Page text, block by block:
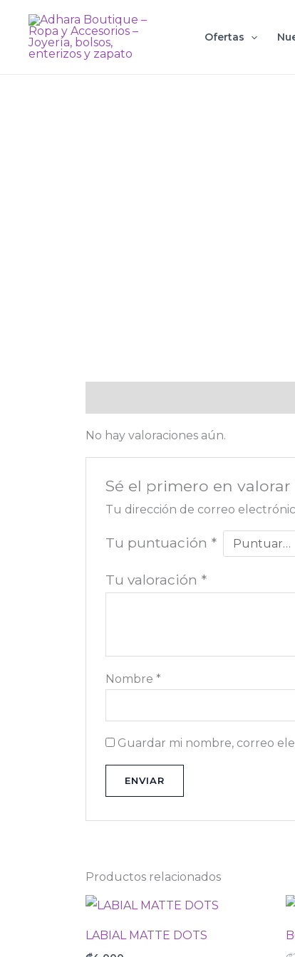
contenido
Ofertas
No hay valoraciones aún.
Sé el primero en valorar
Tu dirección de correo
Tu puntuación *
Tu valoración *
Nombre *
Guardar mi nombre, correo
Productos relacionados
LABIAL MATTE DOTS